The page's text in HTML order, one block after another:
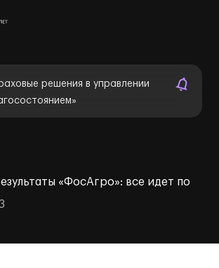
решения в управлении
«ФосАгро»: все идет по